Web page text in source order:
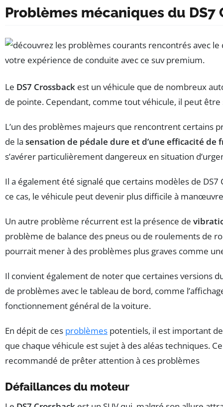
Problèmes mécaniques du DS7
Le DS7 Crossback est un véhicule que de nombreux
de pointe. Cependant, comme tout véhicule, il peut
L’un des problèmes majeurs que rencontrent certains
de la sensation de pédale dure et d’une efficacité de
s’avérer particulièrement dangereux en situation
Il a également été signalé que certains modèles de
ce cas, le véhicule peut devenir plus difficile à
Un autre problème récurrent est la présence de
problème de balance des pneus ou de roulements de
pourrait mener à des problèmes plus graves comme
Il convient également de noter que certaines versions
de problèmes avec le tableau de bord, comme
fonctionnement général de la voiture.
En dépit de ces problèmes potentiels, il est important
que chaque véhicule est sujet à des aléas techniques.
recommandé de prêter attention à ces problèmes
Défaillances du moteur